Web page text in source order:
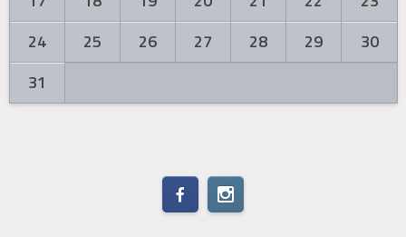
24
25 26 27 28 29
30
31